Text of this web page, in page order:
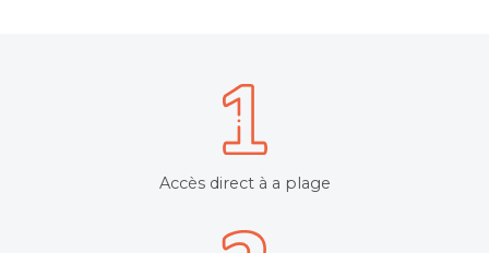
Accès direct à a plage